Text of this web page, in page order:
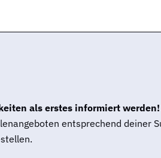
als erstes informiert werden!
entsprechend deiner